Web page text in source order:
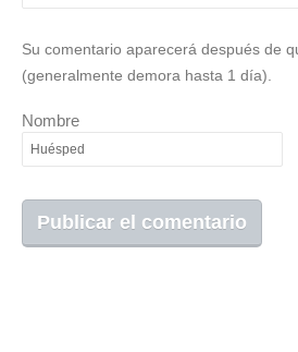
Su comentario aparecerá después de
(generalmente demora hasta 1 día).
Nombre